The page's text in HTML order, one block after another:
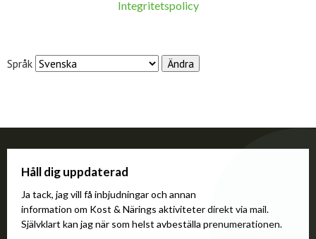
Integritetspolicy
Språk
Håll dig uppdaterad
Ja tack, jag vill få inbjudningar och annan
information om Kost & Närings aktiviteter direkt via mail.
Självklart kan jag när som helst avbeställa prenumerationen.